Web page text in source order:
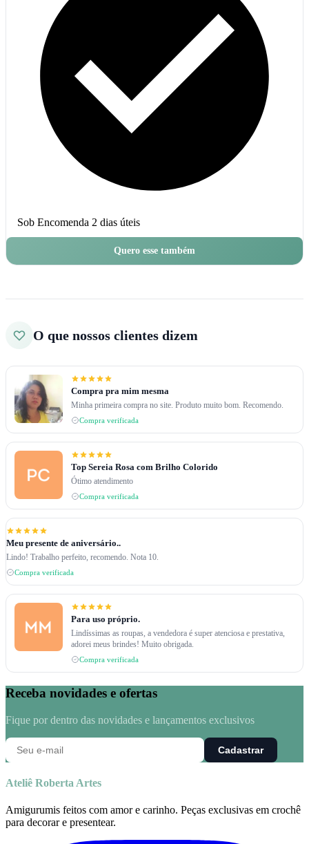
Sob Encomenda 2 dias úteis
Quero esse também
O que nossos clientes dizem
Compra pra mim mesma
Minha primeira compra no site. Produto muito bom. Recomendo.
Compra verificada
Top Sereia Rosa com Brilho Colorido
Ótimo atendimento
Compra verificada
Meu presente de aniversário..
Lindo! Trabalho perfeito, recomendo. Nota 10.
Compra verificada
Para uso próprio.
Lindíssimas as roupas, a vendedora é super atenciosa e prestativa,
adorei meus brindes! Muito obrigada.
Compra verificada
Receba novidades e ofertas
Fique por dentro das novidades e lançamentos exclusivos
Cadastrar
Ateliê Roberta Artes
Amigurumis feitos com amor e carinho. Peças exclusivas em crochê
para decorar e presentear.